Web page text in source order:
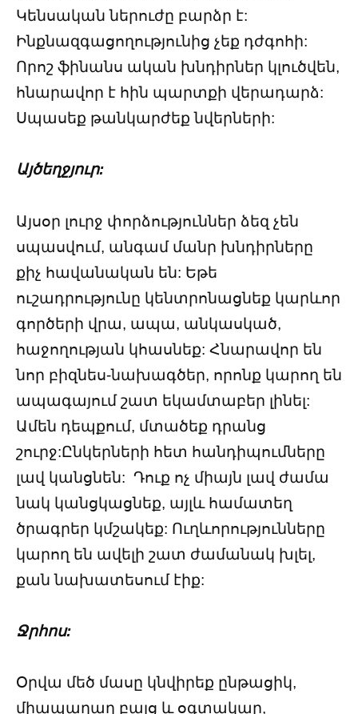
Կենսական ներուժը բարձր է:
Ինքնազգացողությունից չեք դժգոհի:
Որոշ ֆինանս ական խնդիրներ կլուծվեն,
հնարավոր է հին պարտքի վերադարձ:
Սպասեք թանկարժեք նվերների:
Այծեղջյուր:
Այսօր լուրջ փորձություններ ձեզ չեն
սպասվում, անգամ մանր խնդիրները
քիչ հավանական են: Եթե
ուշադրությունը կենտրոնացնեք կարևոր
գործերի վրա, ապա, անկասկած,
հաջողության կհասնեք: Հնարավոր են
նոր բիզնես-նախագծեր, որոնք կարող են
ապագայում շատ եկամտաբեր լինել:
Ամեն դեպքում, մտածեք դրանց
շուրջ:Ընկերների հետ հանդիպումները
լավ կանցնեն: Դուք ոչ միայն լավ ժամա
նակ կանցկացնեք, այլև համատեղ
ծրագրեր կմշակեք: Ուղևորությունները
կարող են ավելի շատ ժամանակ խլել,
քան նախատեսում էիք:
Ջրհոս:
Օրվա մեծ մասը կնվիրեք ընթացիկ,
միապաղաղ բայց և օգտակար,